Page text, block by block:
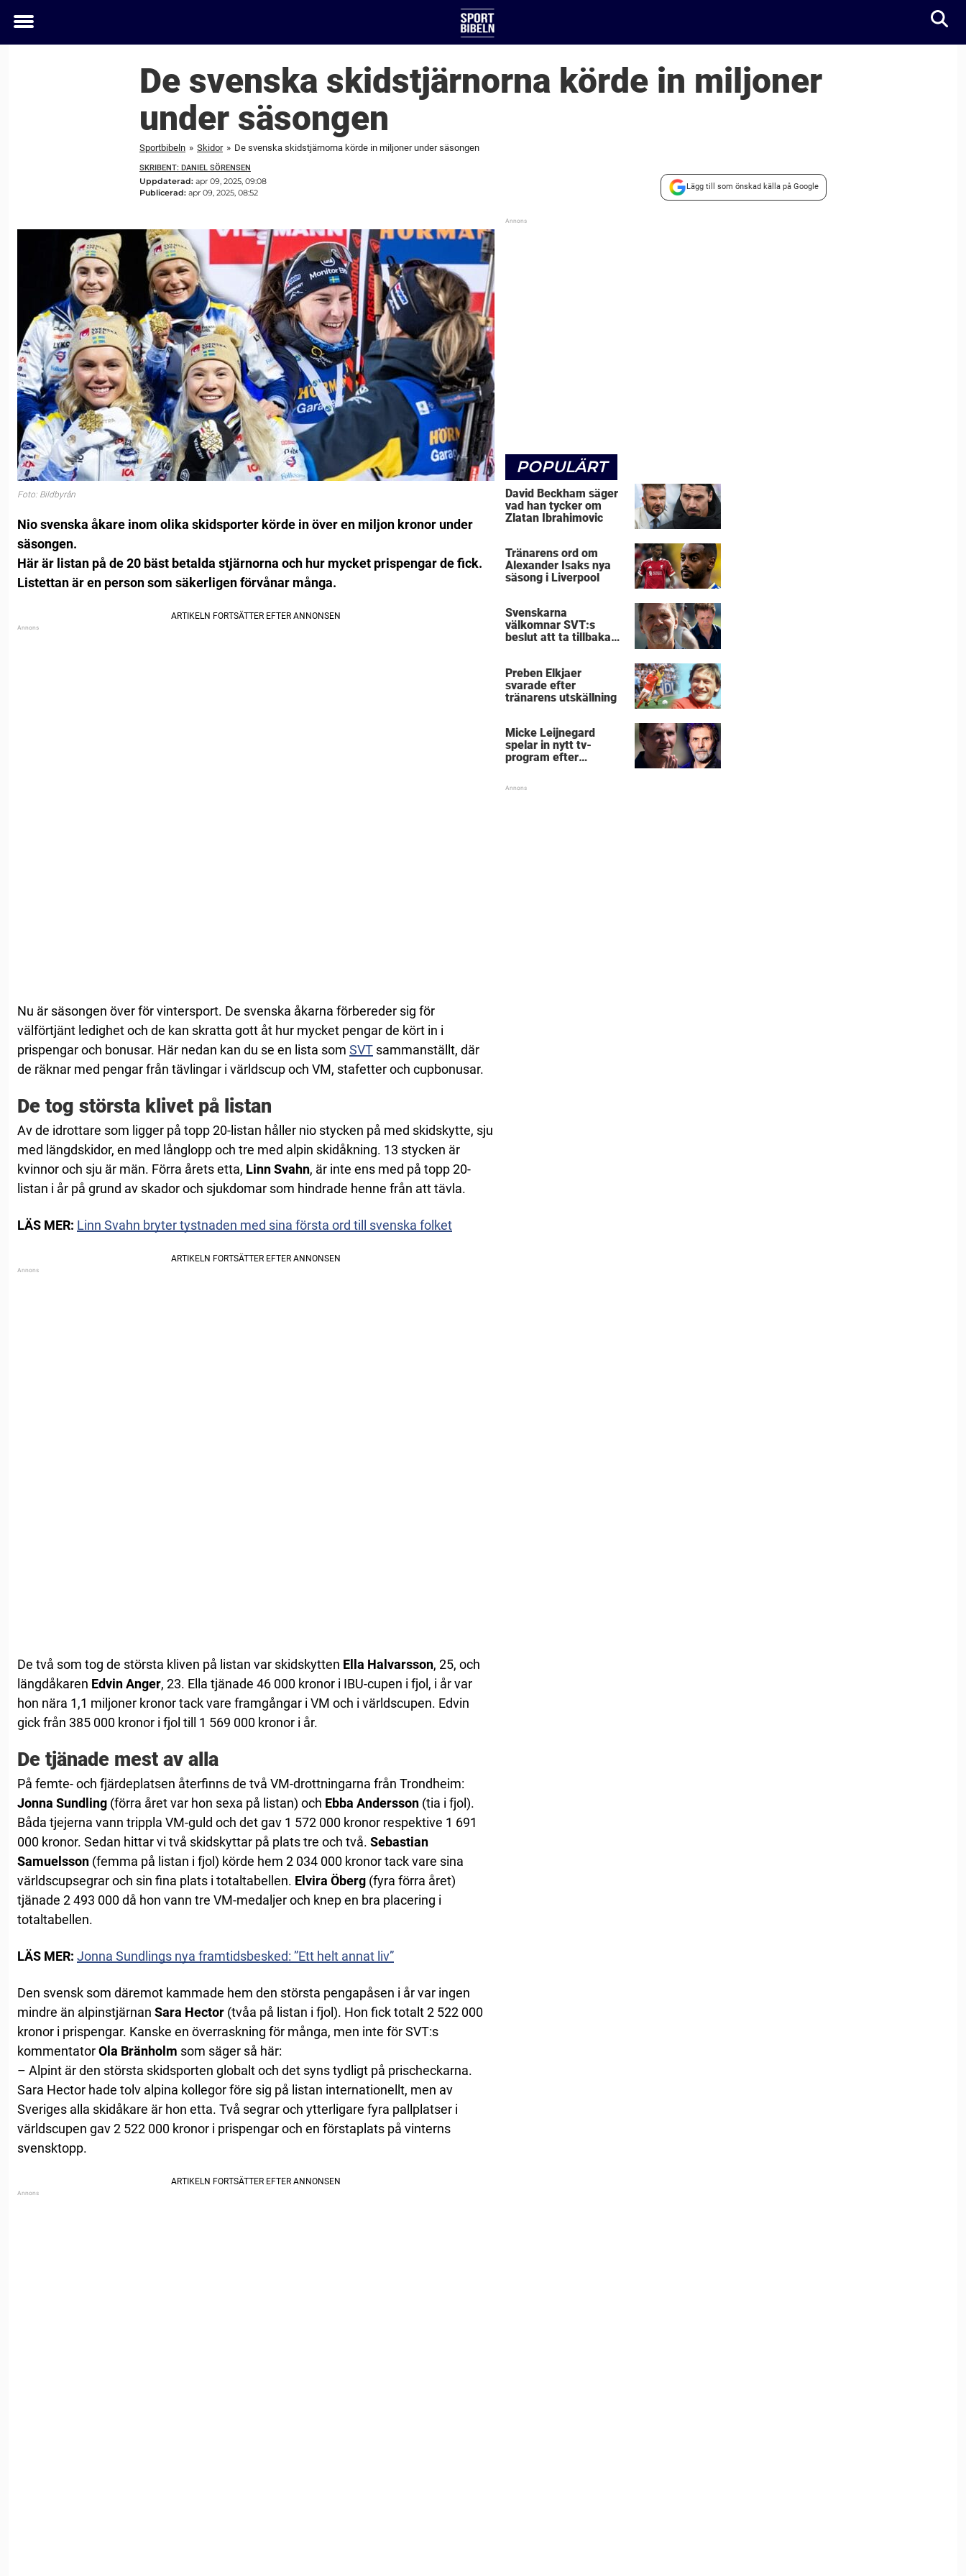
Toggle
De svenska skidstjärnorna körde in miljoner
under säsongen
Sportbibeln » Skidor » De svenska skidstjärnorna körde in miljoner under säsongen
SKRIBENT: DANIEL SÖRENSEN
Uppdaterad: apr 09, 2025, 09:08
Publicerad: apr 09, 2025, 08:52
Lägg till som önskad källa på Google
Foto: Bildbyrån
Nio svenska åkare inom olika skidsporter körde in över en miljon kronor under
säsongen.
Här är listan på de 20 bäst betalda stjärnorna och hur mycket prispengar de fick.
Listettan är en person som säkerligen förvånar många.
Nu är säsongen över för vintersport. De svenska åkarna förbereder sig för
välförtjänt ledighet och de kan skratta gott åt hur mycket pengar de kört in i
prispengar och bonusar. Här nedan kan du se en lista som SVT sammanställt, där
de räknar med pengar från tävlingar i världscup och VM, stafetter och cupbonusar.
De tog största klivet på listan
Av de idrottare som ligger på topp 20-listan håller nio stycken på med skidskytte, sju
med längdskidor, en med långlopp och tre med alpin skidåkning. 13 stycken är
kvinnor och sju är män. Förra årets etta, Linn Svahn, är inte ens med på topp 20-
listan i år på grund av skador och sjukdomar som hindrade henne från att tävla.
LÄS MER: Linn Svahn bryter tystnaden med sina första ord till svenska folket
De två som tog de största kliven på listan var skidskytten Ella Halvarsson, 25, och
längdåkaren Edvin Anger, 23. Ella tjänade 46 000 kronor i IBU-cupen i fjol, i år var
hon nära 1,1 miljoner kronor tack vare framgångar i VM och i världscupen. Edvin
gick från 385 000 kronor i fjol till 1 569 000 kronor i år.
De tjänade mest av alla
På femte- och fjärdeplatsen återfinns de två VM-drottningarna från Trondheim:
Jonna Sundling (förra året var hon sexa på listan) och Ebba Andersson (tia i fjol).
Båda tjejerna vann trippla VM-guld och det gav 1 572 000 kronor respektive 1 691
000 kronor. Sedan hittar vi två skidskyttar på plats tre och två. Sebastian
Samuelsson (femma på listan i fjol) körde hem 2 034 000 kronor tack vare sina
världscupsegrar och sin fina plats i totaltabellen. Elvira Öberg (fyra förra året)
tjänade 2 493 000 då hon vann tre VM-medaljer och knep en bra placering i
totaltabellen.
LÄS MER: Jonna Sundlings nya framtidsbesked: ”Ett helt annat liv”
Den svensk som däremot kammade hem den största pengapåsen i år var ingen
mindre än alpinstjärnan Sara Hector (tvåa på listan i fjol). Hon fick totalt 2 522 000
kronor i prispengar. Kanske en överraskning för många, men inte för SVT:s
kommentatorOla Bränholm som säger så här:
– Alpint är den största skidsporten globalt och det syns tydligt på prischeckarna.
Sara Hector hade tolv alpina kollegor före sig på listan internationellt, men av
Sveriges alla skidåkare är hon etta. Två segrar och ytterligare fyra pallplatser i
världscupen gav 2 522 000 kronor i prispengar och en förstaplats på vinterns
svensktopp.
POPULÄRT
David Beckham säger
vad han tycker om
Zlatan Ibrahimovic
Tränarens ord om
Alexander Isaks nya
säsong i Liverpool
Svenskarna
välkomnar SVT:s
beslut att ta tillbaka
Preben Elkjaer
svarade efter
tränarens utskällning
Micke Leijnegard
spelar in nytt tv-
program efter